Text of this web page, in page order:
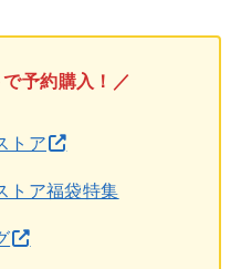
予約購入！／
トア
トア福袋特集